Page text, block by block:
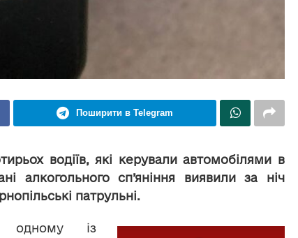
Поширити в Telegram
водіїв, які керували автомобілями в
алкогольного сп’яніння виявили за ніч
патрульні.
із